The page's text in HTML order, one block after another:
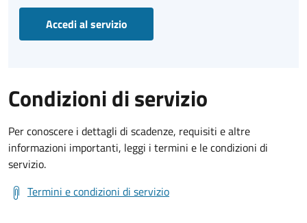
Accedi al servizio
Condizioni di servizio
Per conoscere i dettagli di scadenze, requisiti e altre
informazioni importanti, leggi i termini e le condizioni di
servizio.
Termini e condizioni di servizio